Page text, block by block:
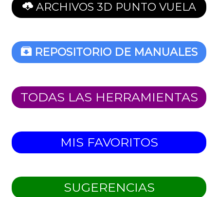
ARCHIVOS 3D PUNTO VUELA
REPOSITORIO DE MANUALES
TODAS LAS HERRAMIENTAS
MIS FAVORITOS
SUGERENCIAS